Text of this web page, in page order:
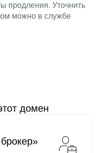
продления. Уточнить
можно в службе
домен